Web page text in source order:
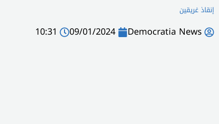
إنقاذ غريقين
Democratia News
09/01/2024
10:31